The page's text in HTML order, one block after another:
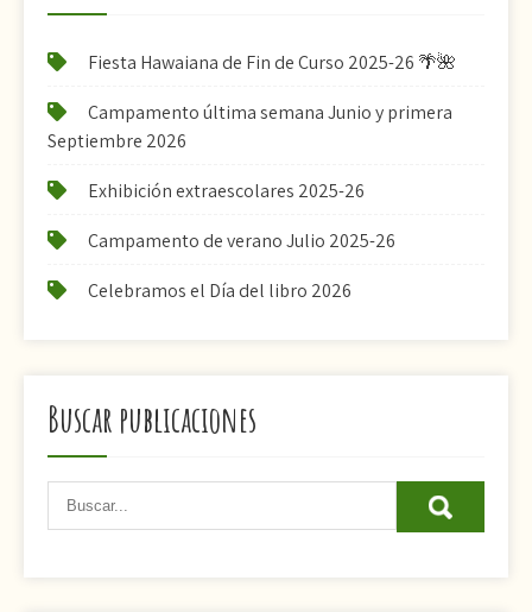
Fiesta Hawaiana de Fin de Curso 2025-26 🌴🌺
Campamento última semana Junio y primera
Septiembre 2026
Exhibición extraescolares 2025-26
Campamento de verano Julio 2025-26
Celebramos el Día del libro 2026
Buscar publicaciones